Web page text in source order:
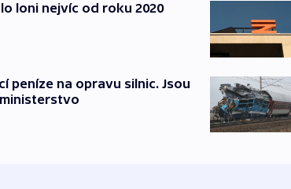
loni nejvíc od roku 2020
peníze na opravu silnic. Jsou